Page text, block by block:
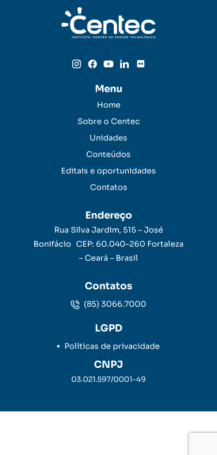
Menu
Home
Sobre o Centec
Unidades
Conteúdos
Editais e oportunidades
Contatos
Endereço
Rua Silva Jardim, 515 – José
Bonifácio CEP: 60.040-260 Fortaleza
– Ceará – Brasil
Contatos
(85) 3066.7000
LGPD
Políticas de privacidade
CNPJ
03.021.597/0001-49